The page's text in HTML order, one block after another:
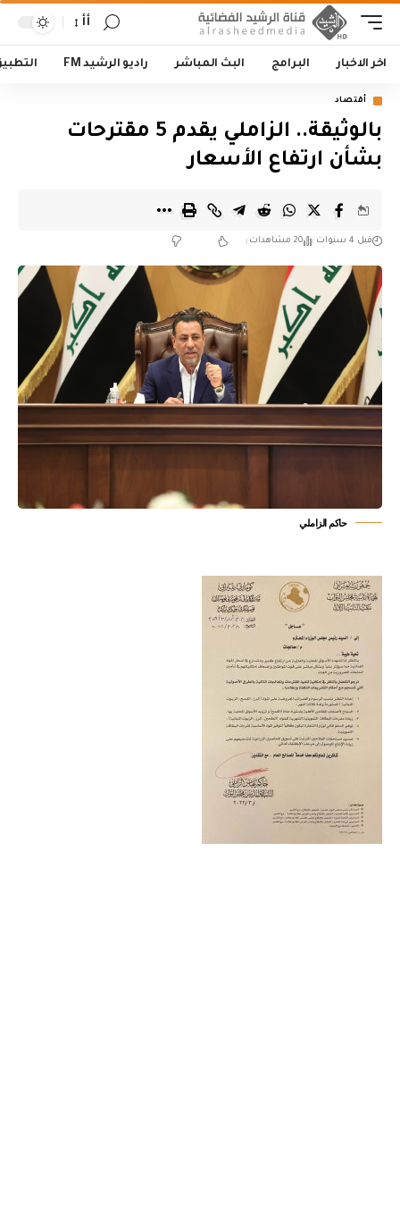
أأ
اخر الاخبار البرامج البث المباشر راديو الرشيد FM
أقتصاد
بالوثيقة.. الزاملي يقدم 5 مقترحات
بشأن ارتفاع الأسعار
قبل 4 سنوات 20 مشاهدات
حاكم الزاملي